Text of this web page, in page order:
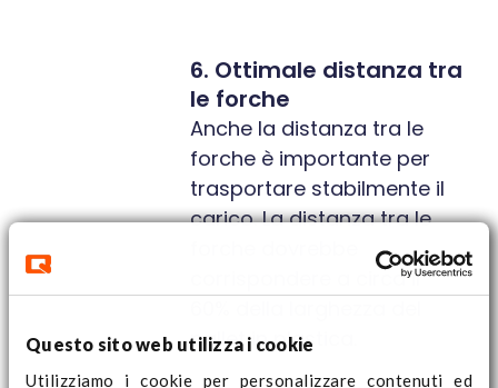
Questo sito web utilizza i cookie
Utilizziamo i cookie per personalizzare contenuti ed
6. Ottimale distanza tra
le forche
Anche la distanza tra le
forche è importante per
trasportare stabilmente il
carico. La distanza tra le
corrispondere a circa il
pallet in plastica.